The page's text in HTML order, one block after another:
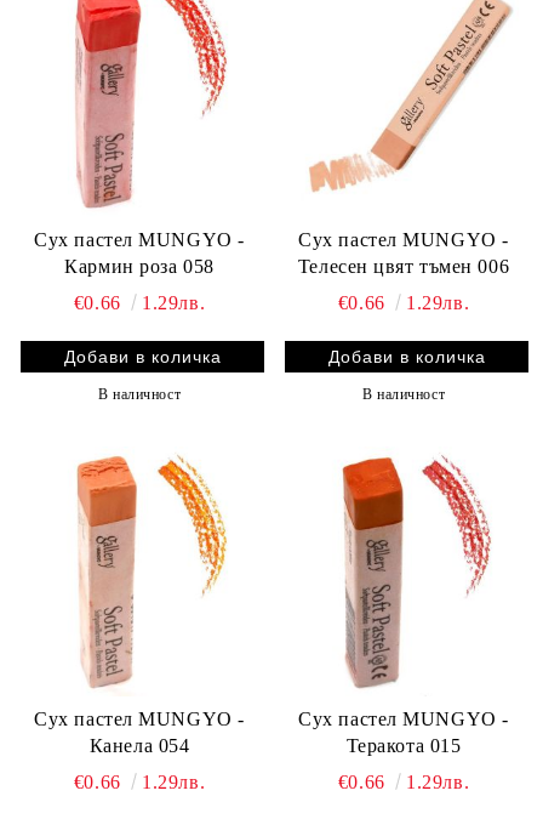
Сух пастел MUNGYO -
Кармин роза 058
€0.66
1.29лв.
В наличност
Сух пастел MUNGYO -
Телесен цвят тъмен 006
€0.66
1.29лв.
В наличност
Сух пастел MUNGYO -
Канела 054
€0.66
1.29лв.
Сух пастел MUNGYO -
Теракота 015
€0.66
1.29лв.